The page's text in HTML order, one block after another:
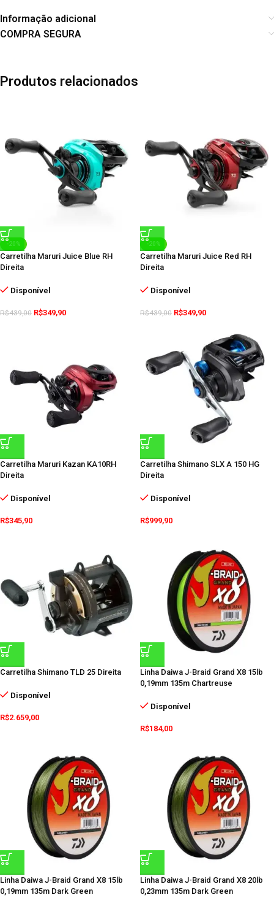
Informação adicional
COMPRA SEGURA
Produtos relacionados
-20%
Carretilha Maruri Juice Blue RH
Direita
Disponível
R$439,00 R$349,90
-20%
Carretilha Maruri Juice Red RH
Direita
Disponível
R$439,00 R$349,90
Carretilha Maruri Kazan KA10RH
Direita
Disponível
R$345,90
Carretilha Shimano SLX A 150 HG
Direita
Disponível
R$999,90
Carretilha Shimano TLD 25 Direita
Disponível
R$2.659,00
Linha Daiwa J-Braid Grand X8 15lb
0,19mm 135m Chartreuse
Disponível
R$184,00
Linha Daiwa J-Braid Grand X8 15lb
0,19mm 135m Dark Green
Linha Daiwa J-Braid Grand X8 20lb
0,23mm 135m Dark Green